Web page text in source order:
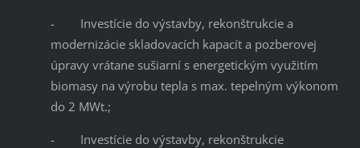
- Investície do výstavby, rekonštrukcie a
modernizácie skladovacích kapacít a pozberovej
úpravy vrátane sušiarní s energetickým využitím
biomasy na výrobu tepla s max. tepelným výkonom
do 2 MWt.;
- Investície do výstavby, rekonštrukcie